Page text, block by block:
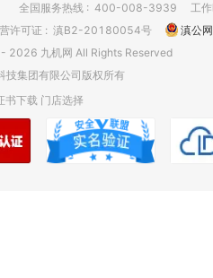
全国服务热线 : 400-008-3939 工
许可证 : 滇B2-20180054号
滇公
九机网 All Rights Reserved
技集团有限公司版权所有
书下载 门店选择